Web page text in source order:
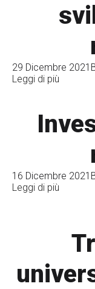
29 Dicembre 2021
Leggi di più
16 Dicembre 2021
Leggi di più